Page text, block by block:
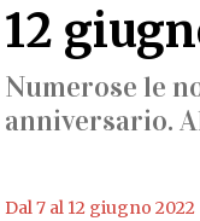
12
Numerose le
anniversario.
Dal 7 al 12 giugno 2022